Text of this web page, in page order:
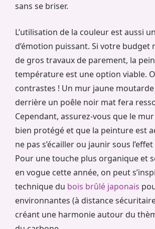
sans se briser.
L’utilisation de la couleur est aussi
d’émotion puissant. Si votre budget
de gros travaux de parement, la
température est une option viable.
contrastes ! Un mur jaune
derrière un poêle noir mat fera
Cependant, assurez-vous que le
bien protégé et que la peinture est
ne pas s’écailler ou jaunir sous
Pour une touche plus organique et
en vogue cette année, on peut
technique du bois brûlé japonais
environnantes (à distance
créant une harmonie autour du